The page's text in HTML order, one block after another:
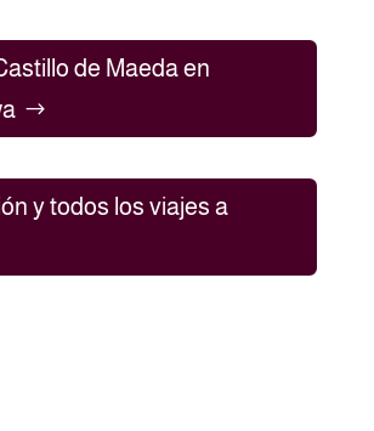
de Maeda en
y todos los viajes a